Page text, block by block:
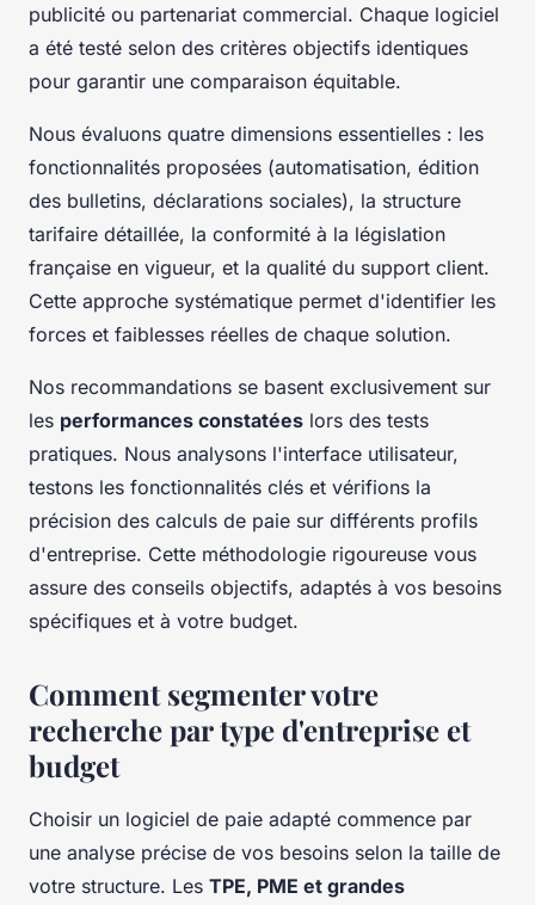
publicité ou partenariat commercial. Chaque logiciel
a été testé selon des critères objectifs identiques
pour garantir une comparaison équitable.
Nous évaluons quatre dimensions essentielles : les
fonctionnalités proposées (automatisation, édition
des bulletins, déclarations sociales), la structure
tarifaire détaillée, la conformité à la législation
française en vigueur, et la qualité du support client.
Cette approche systématique permet d'identifier les
forces et faiblesses réelles de chaque solution.
Nos recommandations se basent exclusivement sur
les performances constatées lors des tests
pratiques. Nous analysons l'interface utilisateur,
testons les fonctionnalités clés et vérifions la
précision des calculs de paie sur différents profils
d'entreprise. Cette méthodologie rigoureuse vous
assure des conseils objectifs, adaptés à vos besoins
spécifiques et à votre budget.
Comment segmenter votre
recherche par type d'entreprise et
budget
Choisir un logiciel de paie adapté commence par
une analyse précise de vos besoins selon la taille de
votre structure. Les TPE, PME et grandes